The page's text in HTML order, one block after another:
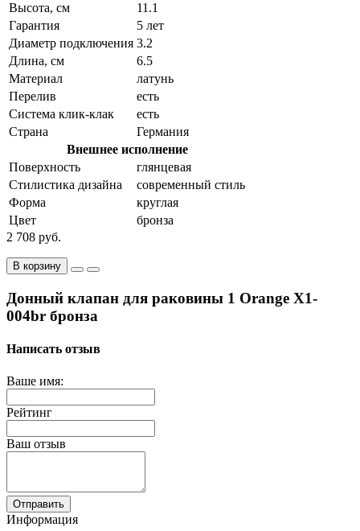
Высота, см
11.1
Гарантия
5 лет
Диаметр подключения 3.2
Длина, см
6.5
Материал
латунь
Перелив
есть
Система клик-клак
есть
Страна
Германия
Внешнее исполнение
Поверхность
глянцевая
Стилистика дизайна
современный стиль
Форма
круглая
Цвет
бронза
2 708 руб.
В корзину
Донный клапан для раковины 1 Orange X1-
004br бронза
Написать отзыв
Ваше имя:
Рейтинг
Ваш отзыв
Отправить
Информация